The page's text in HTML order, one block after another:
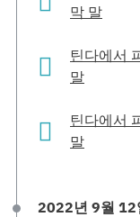
막 말
틴다에서
말
틴다에서
말
2022년 9월 12